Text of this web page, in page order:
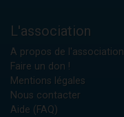
L'association
A propos de l'association
Faire un don !
Mentions légales
Nous contacter
Aide (FAQ)